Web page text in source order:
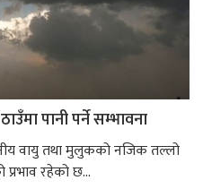
पानी पर्ने सम्भावना
वायु तथा मुलुकको नजिक तल्लो
प्रभाव रहेको छ...